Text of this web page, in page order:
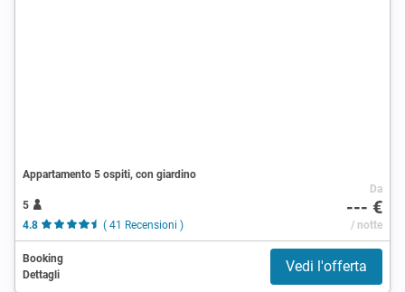
Appartamento 5 ospiti, con giardino
5
4.8
( 41 Recensioni )
Da
--- €
/ notte
Booking
Dettagli
Vedi l'offerta